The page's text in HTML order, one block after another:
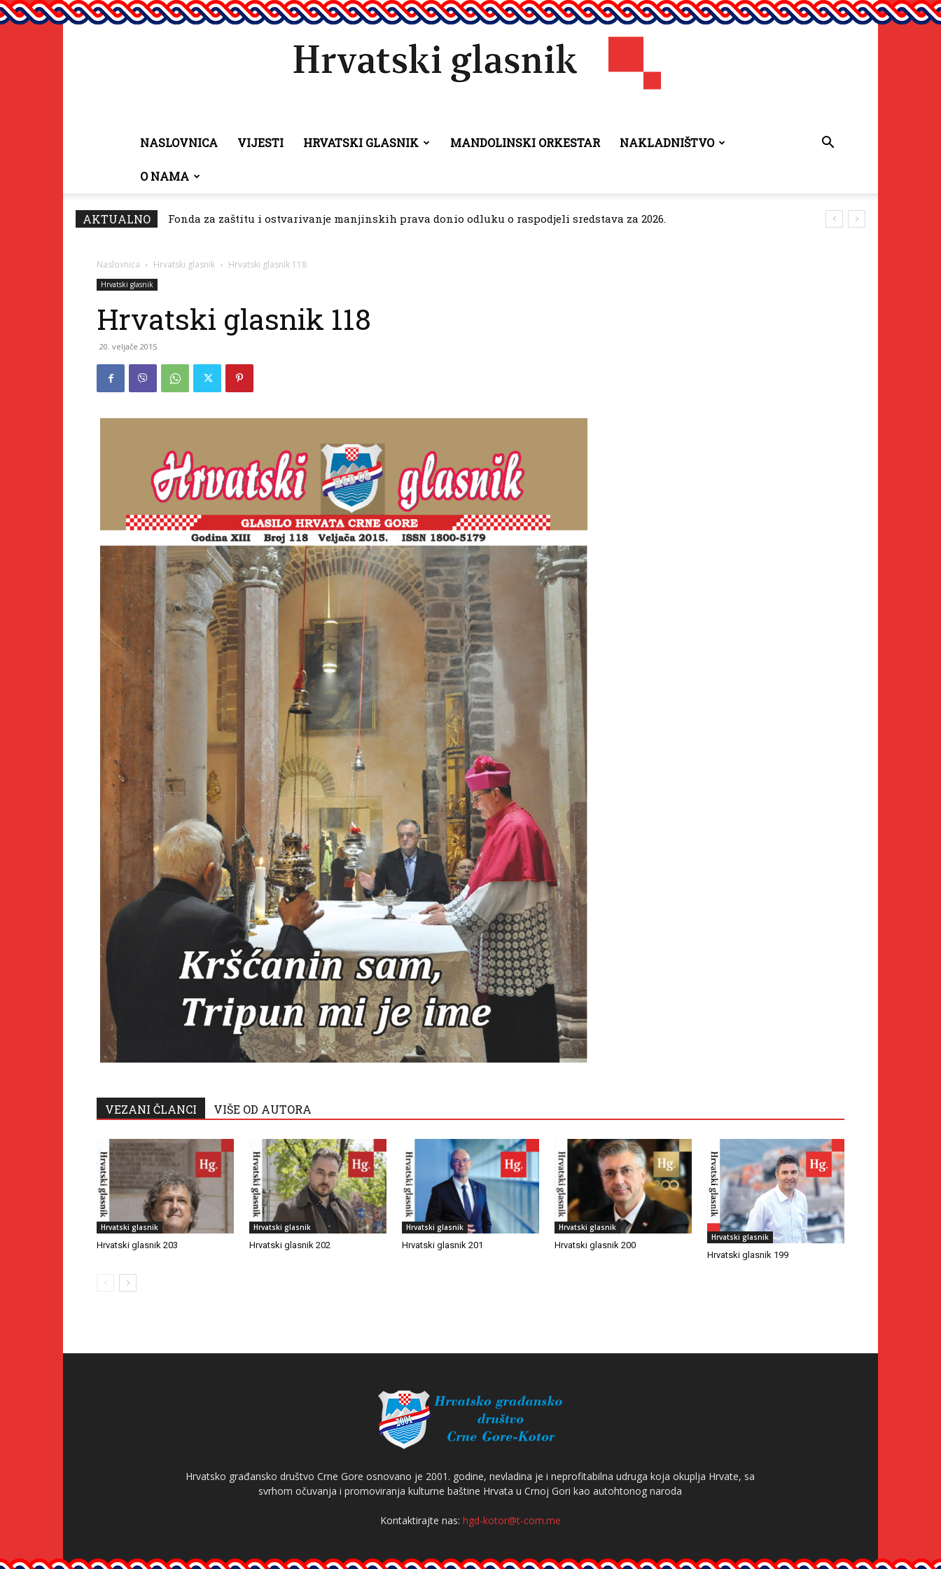
NASLOVNICA VIJESTI HRVATSKI GLASNIK MANDOLINSKI ORKESTAR NAKLADNIŠTVO
O NAMA
AKTUALNO Fonda za zaštitu i ostvarivanje manjinskih prava donio odluku o raspodjeli sredstava za 2026.
Naslovnica Hrvatski glasnik Hrvatski glasnik 118
Hrvatski glasnik
Hrvatski glasnik 118
20. veljače 2015.
VEZANI ČLANCI VIŠE OD AUTORA
Hrvatski glasnik
Hrvatski glasnik 203
Hrvatski glasnik
Hrvatski glasnik 202
Hrvatski glasnik
Hrvatski glasnik 201
Hrvatski glasnik
Hrvatski glasnik 200
Hrvatski glasnik
Hrvatski glasnik 199
Hrvatsko građansko društvo Crne Gore osnovano je 2001. godine, nevladina je i neprofitabilna udruga koja okuplja Hrvate, sa
svrhom očuvanja i promoviranja kulturne baštine Hrvata u Crnoj Gori kao autohtonog naroda
Kontaktirajte nas: hgd-kotor@t-com.me